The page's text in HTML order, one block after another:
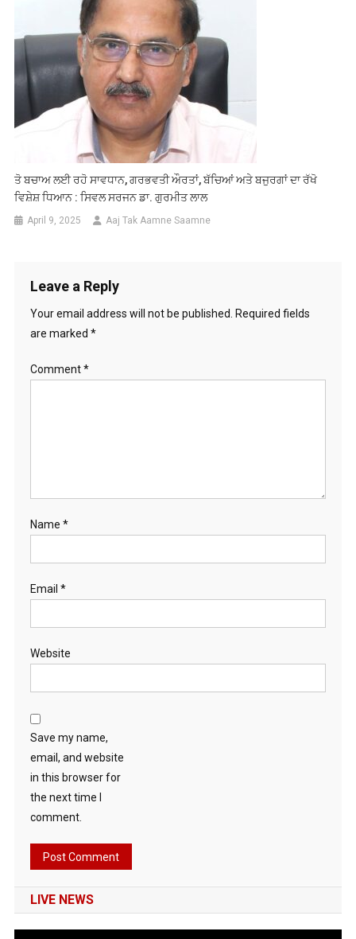
ਤੋ ਬਚਾਅ ਲਈ ਰਹੋ ਸਾਵਧਾਨ, ਗਰਭਵਤੀ ਔਰਤਾਂ, ਬੱਚਿਆਂ ਅਤੇ ਬਜੁਰਗਾਂ ਦਾ ਰੱਖੋ
ਵਿਸ਼ੇਸ਼ ਧਿਆਨ : ਸਿਵਲ ਸਰਜਨ ਡਾ. ਗੁਰਮੀਤ ਲਾਲ
April 9, 2025 Aaj Tak Aamne Saamne
Leave a Reply
Your email address will not be published.
Required fields
are marked *
Comment*
Name *
Email *
Website
Save my name,
email, and website
in this browser for
the next time I
comment.
LIVE NEWS